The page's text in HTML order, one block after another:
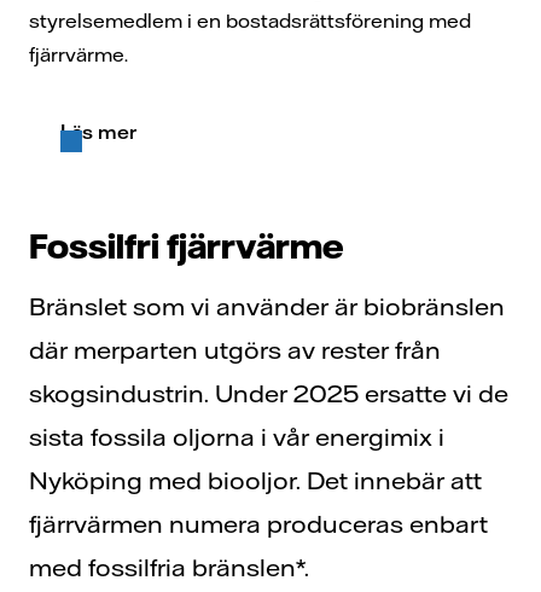
styrelsemedlem i en bostadsrättsförening med
fjärrvärme.
Läs mer
Fossilfri fjärrvärme
Bränslet som vi använder är biobränslen
där merparten utgörs av rester från
skogsindustrin. Under 2025 ersatte vi de
sista fossila oljorna i vår energimix i
Nyköping med biooljor. Det innebär att
fjärrvärmen numera produceras enbart
med fossilfria bränslen*.